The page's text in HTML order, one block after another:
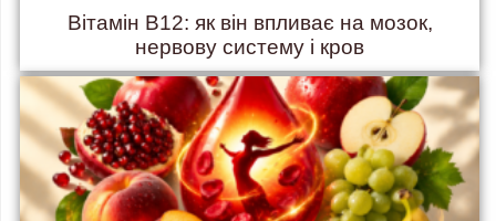
Вітамін B12: як він впливає на мозок,
нервову систему і кров